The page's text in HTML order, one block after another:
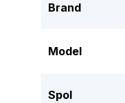
Brand
Model
Spol